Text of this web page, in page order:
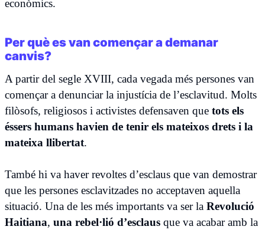
econòmics.
Per què es van començar a demanar
canvis?
A partir del segle XVIII, cada vegada més persones van
començar a denunciar la injustícia de l’esclavitud. Molts
filòsofs, religiosos i activistes defensaven que tots els
éssers humans havien de tenir els mateixos drets i la
mateixa llibertat.
També hi va haver revoltes d’esclaus que van demostrar
que les persones esclavitzades no acceptaven aquella
situació. Una de les més importants va ser la Revolució
Haitiana, una rebel·lió d’esclaus que va acabar amb la